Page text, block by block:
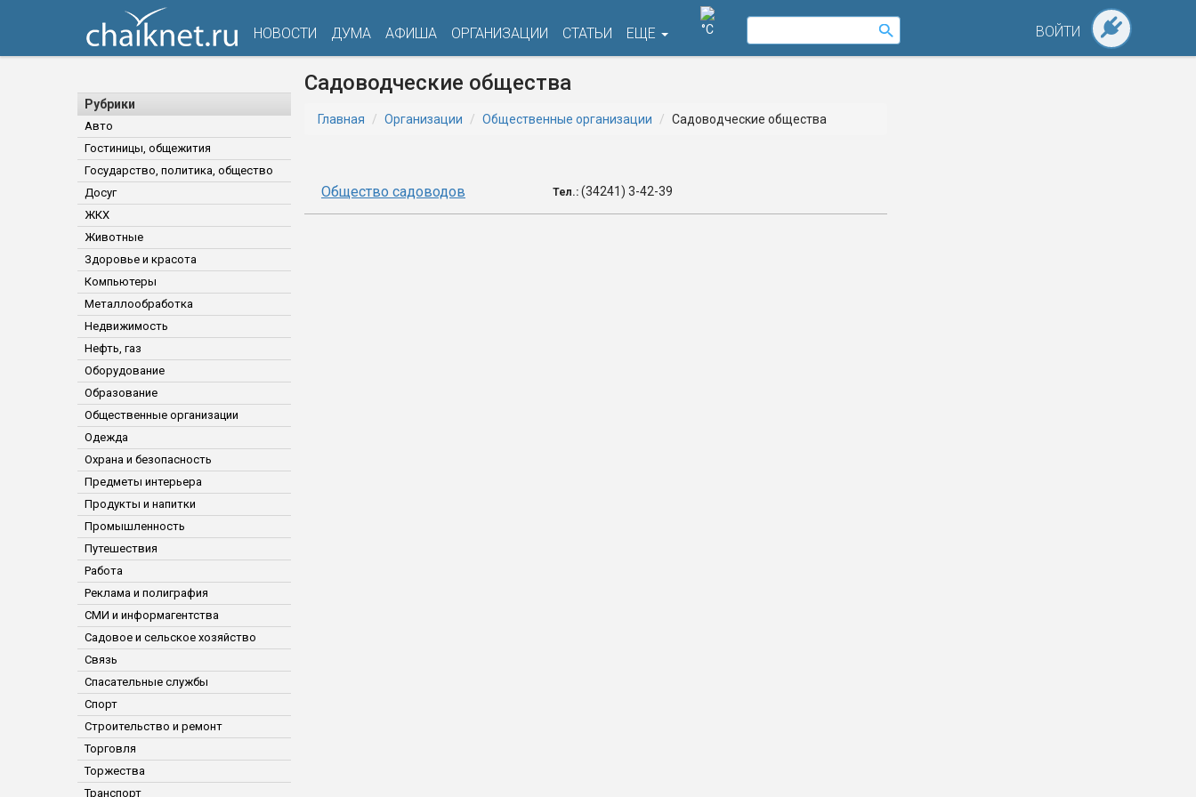
НОВОСТИ ДУМА АФИША ОРГАНИЗАЦИИ СТАТЬИ ЕЩЕ °C ВОЙТИ
Рубрики
Авто
Гостиницы, общежития
Государство, политика, общество
Досуг
ЖКХ
Животные
Здоровье и красота
Компьютеры
Металлообработка
Недвижимость
Нефть, газ
Оборудование
Образование
Общественные организации
Одежда
Охрана и безопасность
Предметы интерьера
Продукты и напитки
Промышленность
Путешествия
Работа
Реклама и полиграфия
СМИ и информагентства
Садовое и сельское хозяйство
Связь
Спасательные службы
Спорт
Строительство и ремонт
Торговля
Торжества
Транспорт
Садоводческие общества
Главная Организации Общественные организации Садоводческие общества
Общество садоводов Тел.: (34241) 3-42-39